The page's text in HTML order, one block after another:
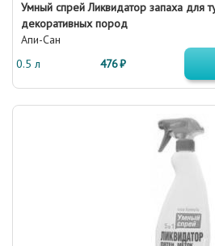
Умный спрей Ликвидатор запаха для
декоративных пород
Апи-Сан
0.5 л
476 ₽